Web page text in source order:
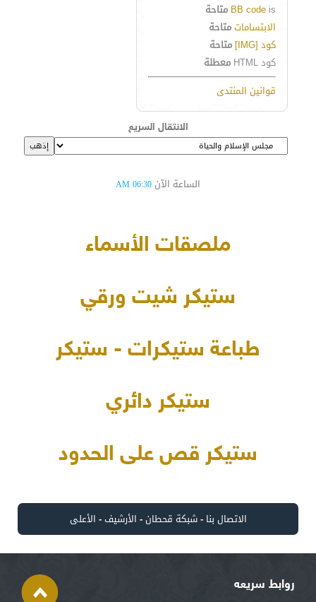
BB code is
متاحة
الابتساماتمتاحة
كود [IMG]
متاحة
كود HTML
معطلة
قوانين المنتدى
الانتقال السريع
الساعة الآن 06:30 AM
ملصقات الأسماء
ستيكر شيت ورقي
طباعة ستيكرات - ستيكر
ستيكر دائري
ستيكر قص على الحدود
الاتصال بنا -شبكة قحطان- الأرشيف- الأعلى
روابط سريعه